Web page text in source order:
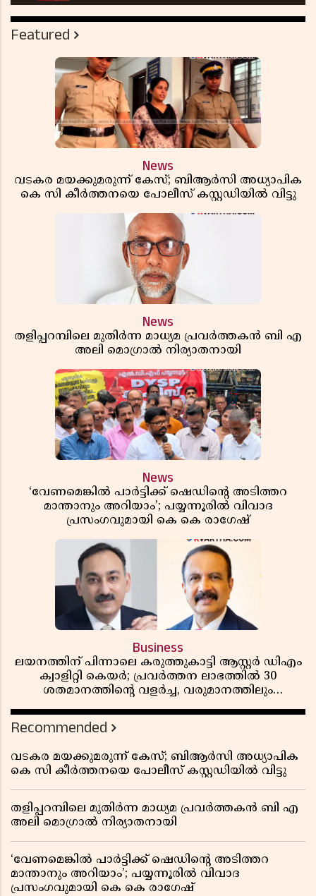
Featured
News
വടകര മയക്കുമരുന്ന് കേസ്; ബിആർസി അധ്യാപിക
കെ സി കീർത്തനയെ പോലീസ് കസ്റ്റഡിയിൽ വിട്ടു
News
തളിപ്പറമ്പിലെ മുതിർന്ന മാധ്യമ പ്രവർത്തകൻ ബി എ
അലി മൊഗ്രാൽ നിര്യാതനായി
News
‘വേണമെങ്കിൽ പാർട്ടിക്ക് ഷെഡിൻ്റെ അടിത്തറ
മാന്താനും അറിയാം’; പയ്യന്നൂരിൽ വിവാദ
പ്രസംഗവുമായി കെ കെ രാഗേഷ്
Business
ലയനത്തിന് പിന്നാലെ കരുത്തുകാട്ടി ആസ്റ്റർ ഡിഎം
ക്വാളിറ്റി കെയർ; പ്രവർത്തന ലാഭത്തിൽ 30
ശതമാനത്തിൻ്റെ വളർച്ച, വരുമാനത്തിലും
റിപ്പോർട്ട് പുറത്ത്
Recommended
വടകര മയക്കുമരുന്ന് കേസ്; ബിആർസി അധ്യാപിക
കെ സി കീർത്തനയെ പോലീസ് കസ്റ്റഡിയിൽ വിട്ടു
തളിപ്പറമ്പിലെ മുതിർന്ന മാധ്യമ പ്രവർത്തകൻ ബി എ
അലി മൊഗ്രാൽ നിര്യാതനായി
‘വേണമെങ്കിൽ പാർട്ടിക്ക് ഷെഡിൻ്റെ അടിത്തറ
മാന്താനും അറിയാം’; പയ്യന്നൂരിൽ വിവാദ
പ്രസംഗവുമായി കെ കെ രാഗേഷ്